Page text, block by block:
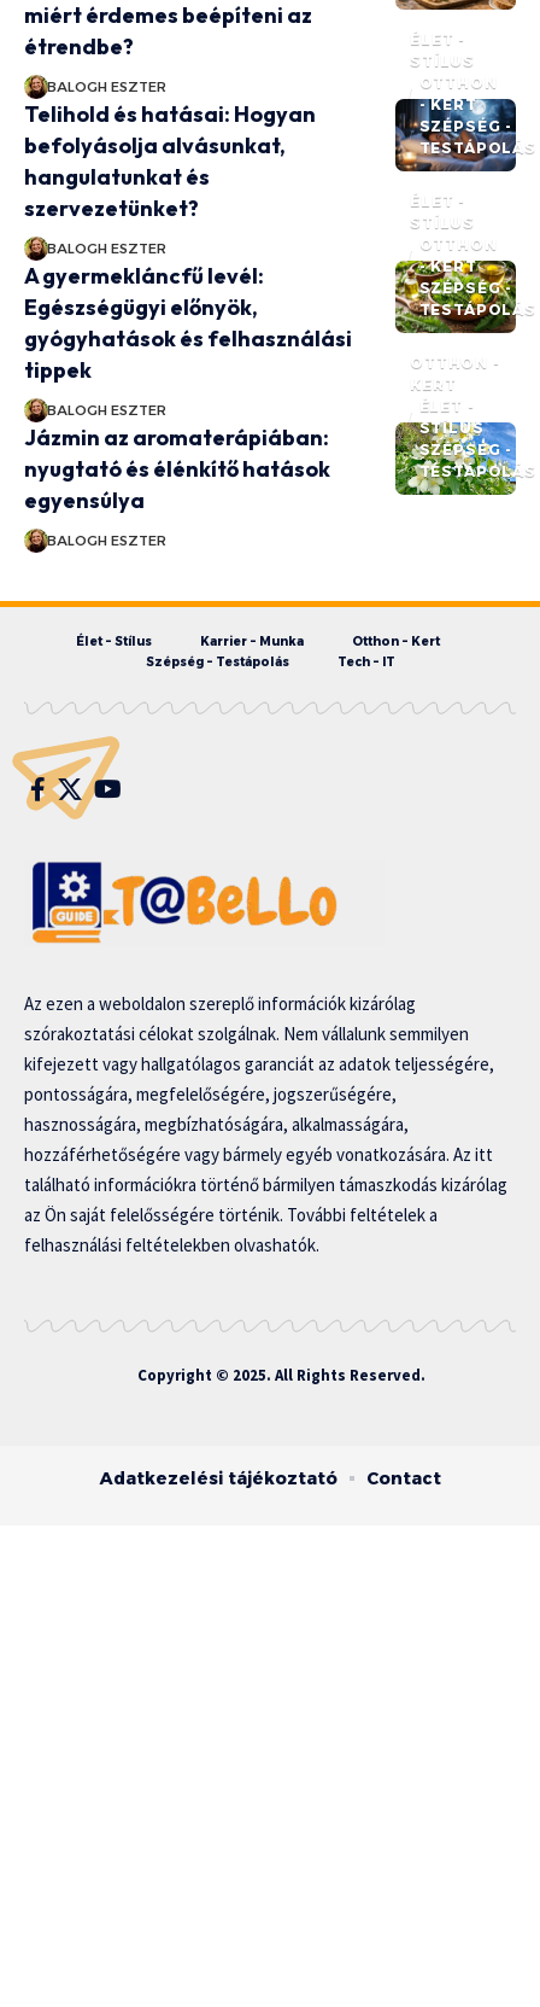
miért érdemes beépíteni az
étrendbe?
BALOGH ESZTER
ÉLET -
STÍLUS
OTTHON
- KERT
SZÉPSÉG -
TESTÁPOLÁS
Telihold és hatásai: Hogyan
befolyásolja alvásunkat,
hangulatunkat és
szervezetünket?
BALOGH ESZTER
ÉLET -
STÍLUS
OTTHON
- KERT
SZÉPSÉG -
TESTÁPOLÁS
A gyermekláncfű levél:
Egészségügyi előnyök,
gyógyhatások és felhasználási
tippek
BALOGH ESZTER
OTTHON -
KERT
ÉLET -
STÍLUS
SZÉPSÉG -
TESTÁPOLÁS
Jázmin az aromaterápiában:
nyugtató és élénkítő hatások
egyensúlya
BALOGH ESZTER
Élet – Stílus Karrier – Munka
Otthon – Kert
Szépség – Testápolás
Tech – IT
Az ezen a weboldalon szereplő információk kizárólag
szórakoztatási célokat szolgálnak. Nem vállalunk semmilyen
kifejezett vagy hallgatólagos garanciát az adatok teljességére,
pontosságára, megfelelőségére, jogszerűségére,
hasznosságára, megbízhatóságára, alkalmasságára,
hozzáférhetőségére vagy bármely egyéb vonatkozására. Az itt
található információkra történő bármilyen támaszkodás kizárólag
az Ön saját felelősségére történik. További feltételek a
felhasználási feltételekben olvashatók.
Copyright © 2025. All Rights Reserved.
Adatkezelési tájékoztató Contact